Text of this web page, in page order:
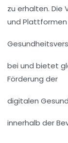
zu erhalten. Die
und
bei und bietet
Förderung der
digitalen
innerhalb der